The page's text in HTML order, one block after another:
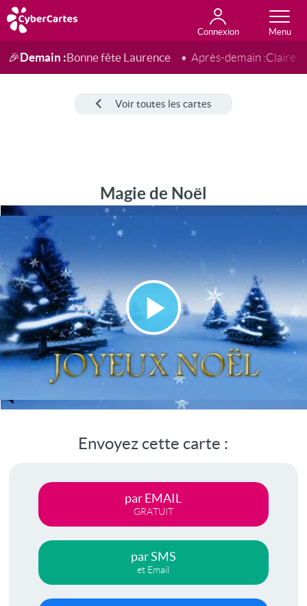
Connexion
Anniversaire
Fête du jour
Amour
Amitié
Merci
Toutes les cartes
🎉Demain :Bonne fête Laurence Après-demain :Claire
Voir toutes les cartes
Magie de Noël
Lire
la
vidéo
Envoyez cette carte :
par EMAIL
GRATUIT
par SMS
et Email